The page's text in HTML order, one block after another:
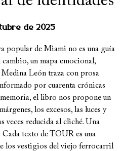
de 2025
popular de Miami no es una guía
un mapa emocional,
León traza con prosa
por cuarenta crónicas
el libro nos propone un
los excesos, las luces y
veces reducida al cliché. Una
Cada texto de TOUR es una
los vestigios del viejo ferrocarril